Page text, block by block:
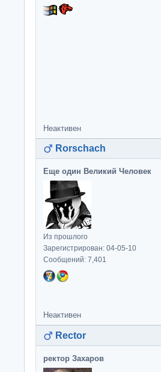
Неактивен
Rorschach
Еще один Великий Человек
Из прошлого
Зарегистрирован: 04-05-10
Сообщений: 7,401
Неактивен
Rector
ректор Захаров